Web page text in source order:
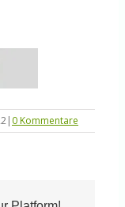
| 0 Kommentare